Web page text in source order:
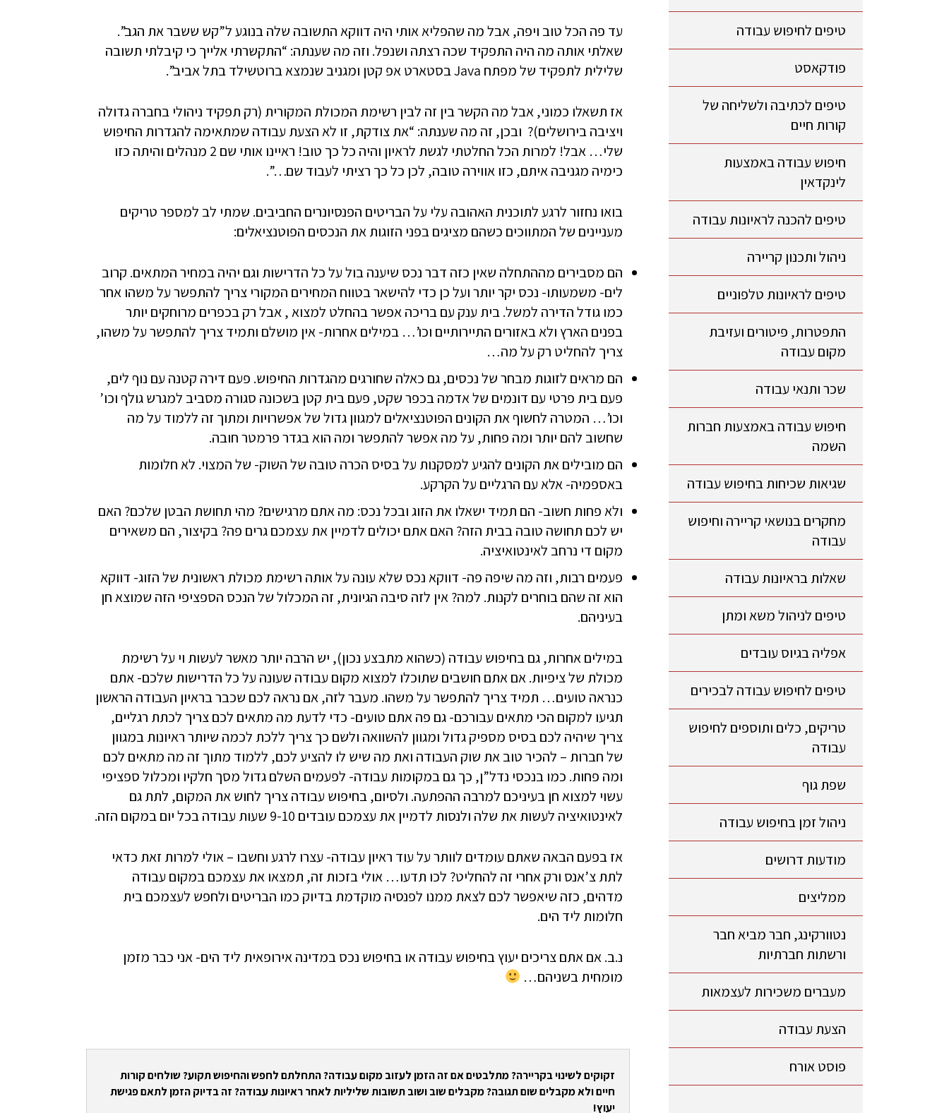
עד פה הכל טוב ויפה, אבל מה שהפליא אותי היה דווקא התשובה שלה בנוגע ל”קש ששבר את הגב”.
שאלתי אותה מה היה התפקיד שכה רצתה ושנפל. וזה מה שענתה: “התקשרתי אלייך כי קיבלתי תשובה
שלילית לתפקיד של מפתח Java בסטארט אפ קטן ומגניב שנמצא ברוטשילד בתל אביב”.
אז תשאלו כמוני, אבל מה הקשר בין זה לבין רשימת המכולת המקורית (רק תפקיד ניהולי בחברה גדולה
ויציבה בירושלים)? ובכן, זה מה שענתה: “את צודקת, זו לא הצעת עבודה שמתאימה להגדרות החיפוש
שלי… אבל! למרות הכל החלטתי לגשת לראיון והיה כל כך טוב! ראיינו אותי שם 2 מנהלים והיתה כזו
כימיה מגניבה איתם, כזו אווירה טובה, לכן כל כך רציתי לעבוד שם…”.
בואו נחזור לרגע לתוכנית האהובה עלי על הבריטים הפנסיונרים החביבים. שמתי לב למספר טריקים
מעניינים של המתווכים כשהם מציגים בפני הזוגות את הנכסים הפוטנציאלים:
הם מסבירים מההתחלה שאין כזה דבר נכס שיענה בול על כל הדרישות וגם יהיה במחיר המתאים. קרוב
לים- משמעותו- נכס יקר יותר ועל כן כדי להישאר בטווח המחירים המקורי צריך להתפשר על משהו אחר
כמו גודל הדירה למשל. בית ענק עם בריכה אפשר בהחלט למצוא , אבל רק בכפרים מרוחקים יותר
בפנים הארץ ולא באזורים התיירותיים וכו’… במילים אחרות- אין מושלם ותמיד צריך להתפשר על משהו,
צריך להחליט רק על מה…
הם מראים לזוגות מבחר של נכסים, גם כאלה שחורגים מהגדרות החיפוש. פעם דירה קטנה עם נוף לים,
פעם בית פרטי עם דונמים של אדמה בכפר שקט, פעם בית קטן בשכונה סגורה מסביב למגרש גולף וכו’
וכו’… המטרה לחשוף את הקונים הפוטנציאלים למגוון גדול של אפשרויות ומתוך זה ללמוד על מה
שחשוב להם יותר ומה פחות, על מה אפשר להתפשר ומה הוא בגדר פרמטר חובה.
הם מובילים את הקונים להגיע למסקנות על בסיס הכרה טובה של השוק- של המצוי. לא חלומות
באספמיה- אלא עם הרגליים על הקרקע.
ולא פחות חשוב- הם תמיד ישאלו את הזוג ובכל נכס: מה אתם מרגישים? מהי תחושת הבטן שלכם? האם
יש לכם תחושה טובה בבית הזה? האם אתם יכולים לדמיין את עצמכם גרים פה? בקיצור, הם משאירים
מקום די נרחב לאינטואיציה.
פעמים רבות, וזה מה שיפה פה- דווקא נכס שלא עונה על אותה רשימת מכולת ראשונית של הזוג- דווקא
הוא זה שהם בוחרים לקנות. למה? אין לזה סיבה הגיונית, זה המכלול של הנכס הספציפי הזה שמוצא חן
בעיניהם.
במילים אחרות, גם בחיפוש עבודה (כשהוא מתבצע נכון), יש הרבה יותר מאשר לעשות וי על רשימת
מכולת של ציפיות. אם אתם חושבים שתוכלו למצוא מקום עבודה שעונה על כל הדרישות שלכם- אתם
כנראה טועים… תמיד צריך להתפשר על משהו. מעבר לזה, אם נראה לכם שכבר בראיון העבודה הראשון
תגיעו למקום הכי מתאים עבורכם- גם פה אתם טועים- כדי לדעת מה מתאים לכם צריך לכתת רגליים,
צריך שיהיה לכם בסיס מספיק גדול ומגוון להשוואה ולשם כך צריך ללכת לכמה שיותר ראיונות במגוון
של חברות – להכיר טוב את שוק העבודה ואת מה שיש לו להציע לכם, ללמוד מתוך זה מה מתאים לכם
ומה פחות. כמו בנכסי נדל”ן, כך גם במקומות עבודה- לפעמים השלם גדול מסך חלקיו ומכלול ספציפי
עשוי למצוא חן בעיניכם למרבה ההפתעה. ולסיום, בחיפוש עבודה צריך לחוש את המקום, לתת גם
לאינטואיציה לעשות את שלה ולנסות לדמיין את עצמכם עובדים 9-10 שעות עבודה בכל יום במקום הזה.
אז בפעם הבאה שאתם עומדים לוותר על עוד ראיון עבודה- עצרו לרגע וחשבו – אולי למרות זאת כדאי
לתת צ’אנס ורק אחרי זה להחליט? לכו תדעו… אולי בזכות זה, תמצאו את עצמכם במקום עבודה
מדהים, כזה שיאפשר לכם לצאת ממנו לפנסיה מוקדמת בדיוק כמו הבריטים ולחפש לעצמכם בית
חלומות ליד הים.
נ.ב. אם אתם צריכים יעוץ בחיפוש עבודה או בחיפוש נכס במדינה אירופאית ליד הים- אני כבר מזמן
מומחית בשניהם…
זקוקים לשינוי בקריירה? מתלבטים אם זה הזמן לעזוב מקום עבודה? התחלתם לחפש והחיפוש תקוע? שולחים קורות
חיים ולא מקבלים שום תגובה? מקבלים שוב ושוב תשובות שליליות לאחר ראיונות עבודה? זה בדיוק הזמן לתאם פגישת
יעוץ!
טיפים לחיפוש עבודה
פודקאסט
טיפים לכתיבה ולשליחה של
קורות חיים
חיפוש עבודה באמצעות
לינקדאין
טיפים להכנה לראיונות עבודה
ניהול ותכנון קריירה
טיפים לראיונות טלפוניים
התפטרות, פיטורים ועזיבת
מקום עבודה
שכר ותנאי עבודה
חיפוש עבודה באמצעות חברות
השמה
שגיאות שכיחות בחיפוש עבודה
מחקרים בנושאי קריירה וחיפוש
עבודה
שאלות בראיונות עבודה
טיפים לניהול משא ומתן
אפליה בגיוס עובדים
טיפים לחיפוש עבודה לבכירים
טריקים, כלים ותוספים לחיפוש
עבודה
שפת גוף
ניהול זמן בחיפוש עבודה
מודעות דרושים
ממליצים
נטוורקינג, חבר מביא חבר
ורשתות חברתיות
מעברים משכירות לעצמאות
הצעת עבודה
פוסט אורח